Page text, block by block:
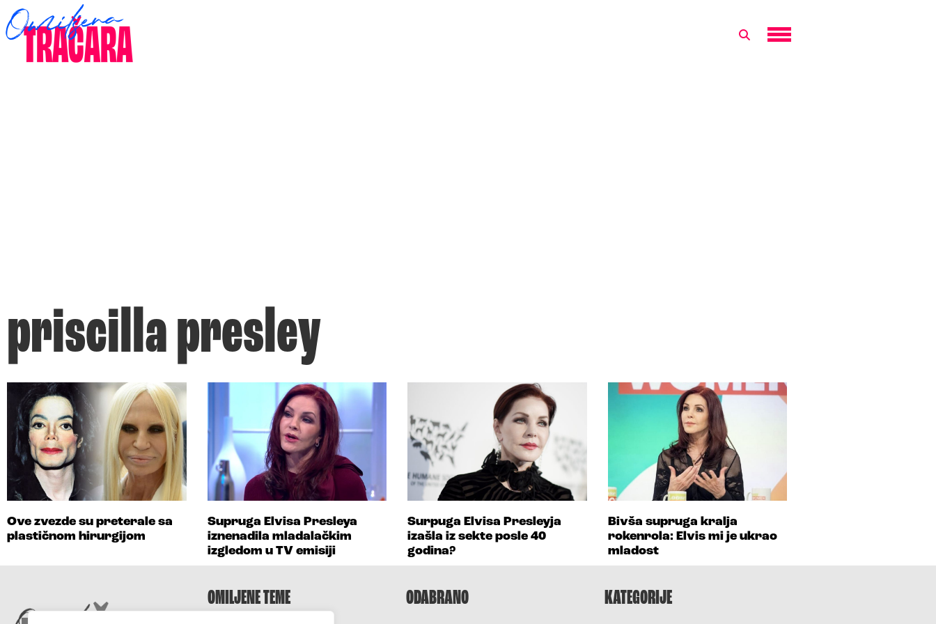
priscilla presley
Ove zvezde su preterale sa
plastičnom hirurgijom
Supruga Elvisa Presleya
iznenadila mladalačkim
izgledom u TV emisiji
Surpuga Elvisa Presleyja
izašla iz sekte posle 40
godina?
Bivša supruga kralja
rokenrola: Elvis mi je ukrao
mladost
OMILJENE TEME ODABRANO KATEGORIJE